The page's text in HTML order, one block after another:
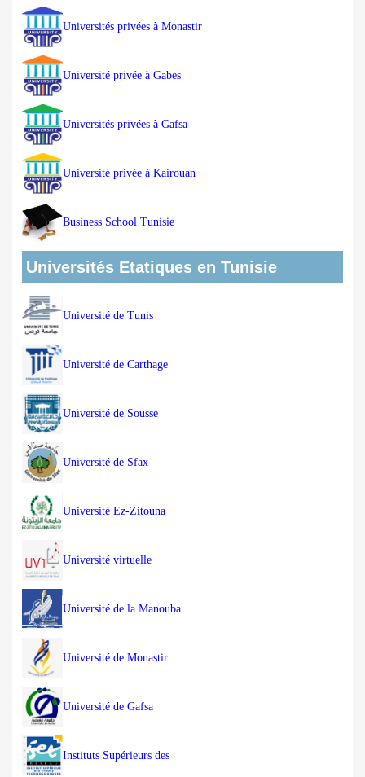
Universités privées à Monastir
Université privée à Gabes
Universités privées à Gafsa
Université privée à Kairouan
Business School Tunisie
Universités Etatiques en Tunisie
Université de Tunis
Université de Carthage
Université de Sousse
Université de Sfax
Université Ez-Zitouna
Université virtuelle
Université de la Manouba
Université de Monastir
Université de Gafsa
Instituts Supérieurs des